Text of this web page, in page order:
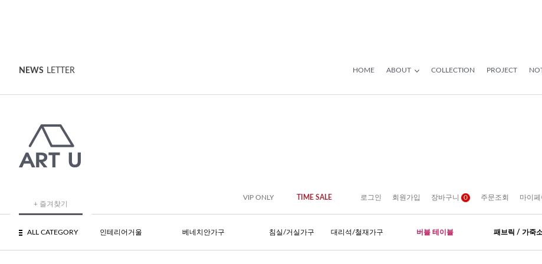
NEWS LETTER HOME ABOUT COLLECTION PROJECT
+ 즐겨찾기
VIP ONLY TIME SALE 로그인 회원가입 장바구니 0 주문조회 마이페
ALL CATEGORY 인테리어거울 베네치안가구 침실/거실가구 대리석/철재가구 버블 테이블 패브릭 / 가죽